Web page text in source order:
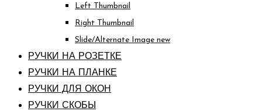
Left Thumbnail
Right Thumbnail
Slide/Alternate Image new
РУЧКИ НА РОЗЕТКЕ
РУЧКИ НА ПЛАНКЕ
РУЧКИ ДЛЯ ОКОН
РУЧКИ СКОБЫ